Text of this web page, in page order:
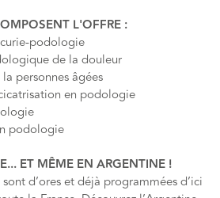
L'OFFRE :
podologie
de la douleur
personnes âgées
en podologie
podologie
ET MÊME EN ARGENTINE !
d’ores et déjà programmées d’ici